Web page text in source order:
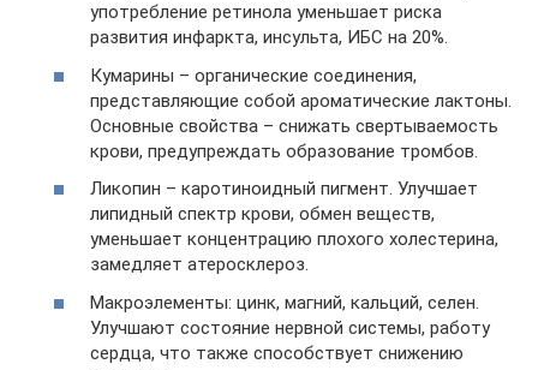
употребление ретинола уменьшает риска
развития инфаркта, инсульта, ИБС на 20%.
Кумарины – органические соединения,
представляющие собой ароматические лактоны.
Основные свойства – снижать свертываемость
крови, предупреждать образование тромбов.
Ликопин – каротиноидный пигмент. Улучшает
липидный спектр крови, обмен веществ,
уменьшает концентрацию плохого холестерина,
замедляет атеросклероз.
Макроэлементы: цинк, магний, кальций, селен.
Улучшают состояние нервной системы, работу
сердца, что также способствует снижению